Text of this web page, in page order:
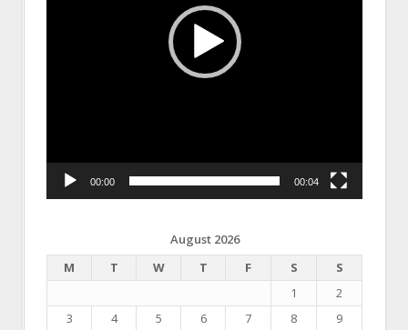
00:00 00:04
August 2026
M
T W T F S
S
1
2
3
4 5 6 7 8
9